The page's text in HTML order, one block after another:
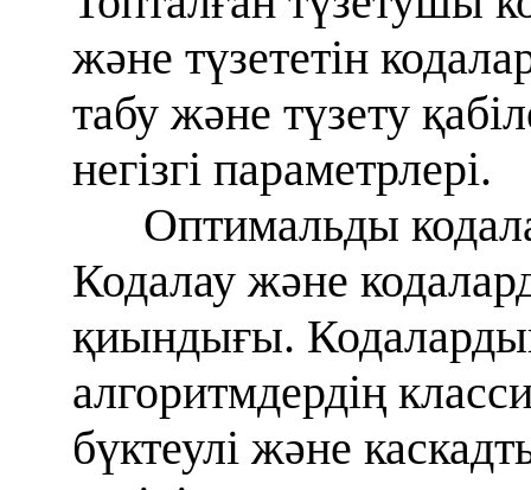
және түзететін
табу және түзету
негізгі параметрлері.
Оптимальды
Кодалау және
қиындығы.
алгоритмдердің
бүктеулі және